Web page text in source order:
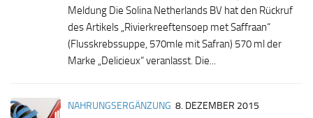
Meldung Die Solina Netherlands BV hat den Rückruf
des Artikels „Rivierkreeftensoep met Saffraan“
(Flusskrebssuppe, 570mle mit Safran) 570 ml der
Marke „Delicieux“ veranlasst. Die...
NAHRUNGSERGÄNZUNG 8. DEZEMBER 2015